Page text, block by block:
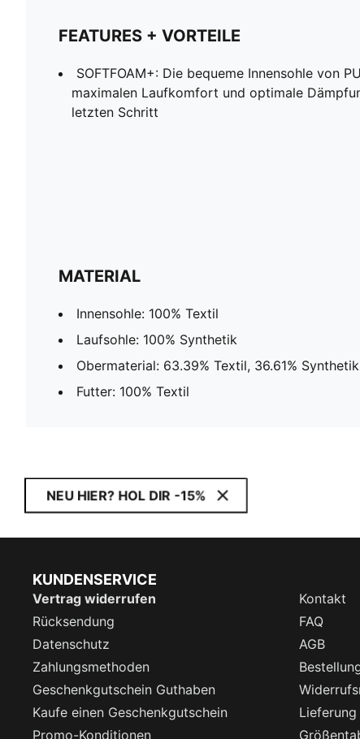
FEATURES + VORTEILE
SOFTFOAM+: Die bequeme Innensohle von
maximalen Laufkomfort und optimale
letzten Schritt
MATERIAL
Innensohle: 100% Textil
Laufsohle: 100% Synthetik
Obermaterial: 63.39% Textil, 36.61% Synthetik
Futter: 100% Textil
NEU HIER? HOL DIR -15%
KUNDENSERVICE
Vertrag widerrufen
Kontakt
Rücksendung
FAQ
Datenschutz
AGB
Zahlungsmethoden
Geschenkgutschein Guthaben
Kaufe einen Geschenkgutschein
Lieferung
Promo-Konditionen